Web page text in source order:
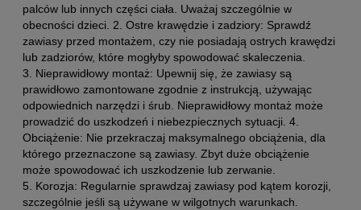
palców lub innych części ciała. Uważaj szczególnie w
obecności dzieci. 2. Ostre krawędzie i zadziory: Sprawdź
zawiasy przed montażem, czy nie posiadają ostrych krawędzi
lub zadziorów, które mogłyby spowodować skaleczenia.
3. Nieprawidłowy montaż: Upewnij się, że zawiasy są
prawidłowo zamontowane zgodnie z instrukcją, używając
odpowiednich narzędzi i śrub. Nieprawidłowy montaż może
prowadzić do uszkodzeń i niebezpiecznych sytuacji. 4.
Obciążenie: Nie przekraczaj maksymalnego obciążenia, dla
którego przeznaczone są zawiasy. Zbyt duże obciążenie
może spowodować ich uszkodzenie lub zerwanie.
5. Korozja: Regularnie sprawdzaj zawiasy pod kątem korozji,
szczególnie jeśli są używane w wilgotnych warunkach.